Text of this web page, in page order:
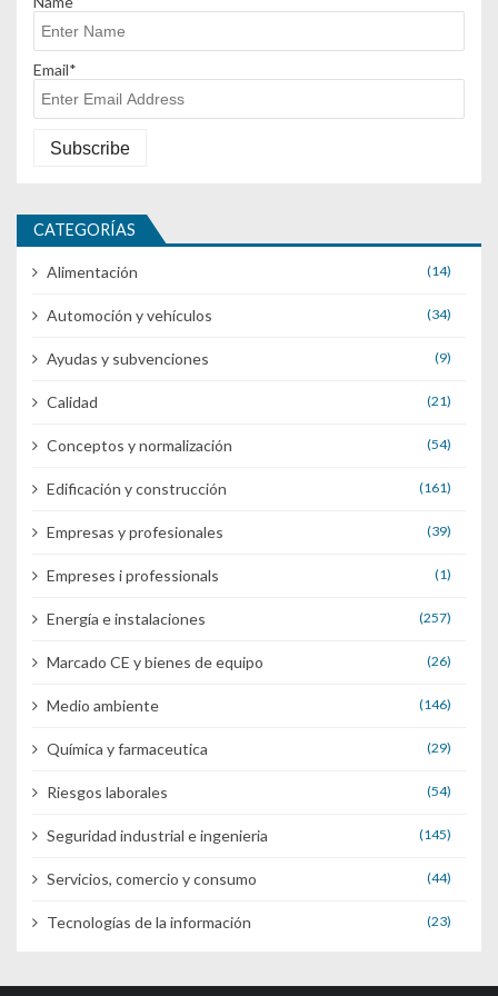
Email*
CATEGORÍAS
Alimentación (14)
Automoción y vehículos (34)
Ayudas y subvenciones (9)
Calidad (21)
Conceptos y normalización (54)
Edificación y construcción (161)
Empresas y profesionales (39)
Empreses i professionals (1)
Energía e instalaciones (257)
Marcado CE y bienes de equipo (26)
Medio ambiente (146)
Química y farmaceutica (29)
Riesgos laborales (54)
Seguridad industrial e ingenieria (145)
Servicios, comercio y consumo (44)
Tecnologías de la información (23)